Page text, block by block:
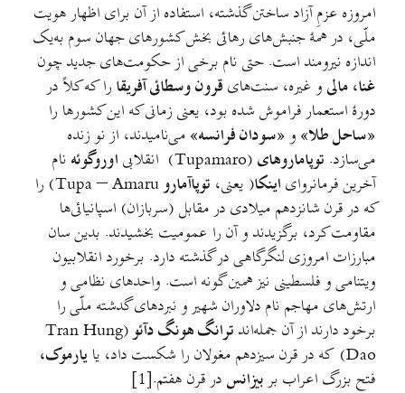
امروزه عزمِ آزاد ساختن گذشته، استفاده از آن برای اظهار هویت
ملّی، در همهٔ جنبش‌های رهائی بخش کشورهای جهان سوم به‌یک
اندازه نیرومند است. حتی نام برخی از حکومت‌های جدید چون
غنا، مالی و غیره، سنت‌های قرون وسطائی آفریقا را که کلاً در
دورهٔ استعمار فراموش شده‌ بود، یعنی زمانی که این کشورها را
«ساحل طلا» و «سودان فرانسه» می‌نامیدند، از نو زنده
می‌سازد. توپاماروهای (Tupamaro) انقلابی اوروگوئه نام
آخرین فرمانروای اینکا( یعنی، توپاآمارو
Tupa – Amaru) را
که در قرن شانزدهم میلادی در مقابل (سربازان) اسپانیائی‌ها
مقاومت کرد، برگزیدند و آن را عمومیت بخشیدند. بدین‌ سان
مبارزات امروزی لنگرگاهی در گذشته دارد. برخورد انقلابیون
ویتنامی و فلسطینی نیز همین‌ گونه است. واحدهای نظامی و
ارتش‌های مهاجم نام دلاوران شهیر و نبردهای گدشته ملّی را
برخود دارند از آن جمله‌اند ترانگ هونگ دآئو (Tran Hung
Dao) که در قرن سیزدهم مغولان را شکست داد، یا
یارموک،
فتح بزرگ اعراب بر بیزانس در قرن هفتم.[1]